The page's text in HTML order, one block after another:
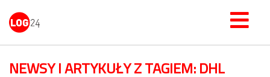
NEWSY I ARTYKUŁY Z TAGIEM: DHL